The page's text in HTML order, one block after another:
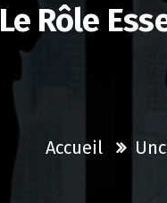
Le Rôle
Accueil